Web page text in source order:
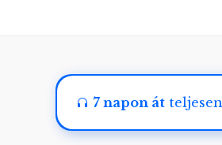
7 napon át teljesen